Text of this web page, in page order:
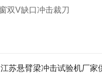
双V缺口冲击裁刀
江苏悬臂梁冲击试验机厂家